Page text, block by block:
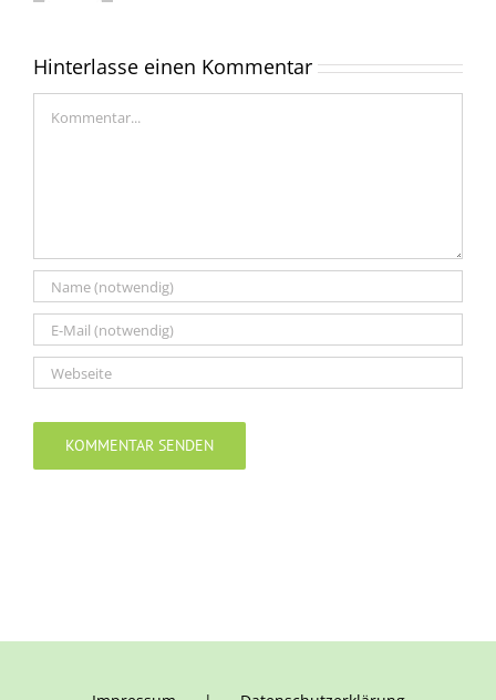
Hinterlasse einen Kommentar